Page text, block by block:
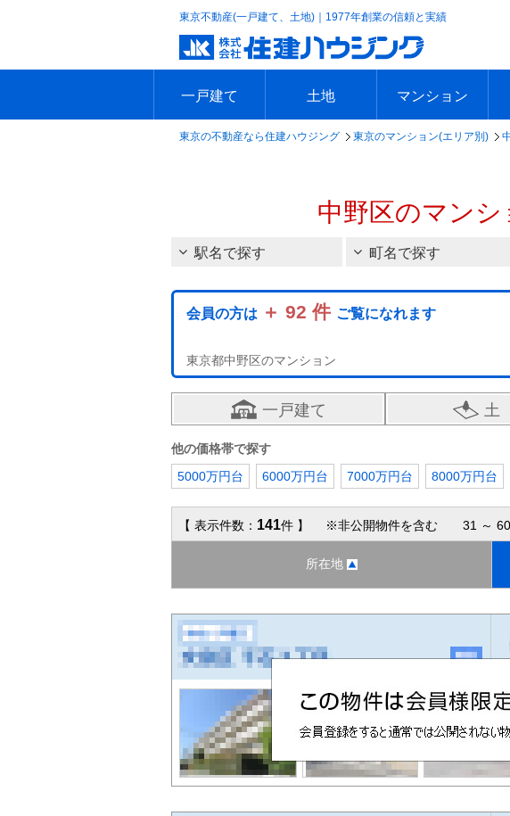
東京不動産(一戸建て、土地)｜1977年創業の信頼と実績
一戸建て
エリアで探す
沿線で探す
新築一戸建て
中古一戸建て
本日の新着物件
今週の新着物件
土地
エリアで探す
沿線で探す
本日の新着物件
今週の新着物件
マンション
エリアで探す
沿線で探す
本日の新着物件
今週の新着物件
東京の不動産なら住建ハウジング 東京のマンション(エリア別)
中野区のマンシ
駅名で探す 町名で探す
会員の方は ＋ 92 件 ご覧になれます
東京都中野区のマンション
一戸建て 土
他の価格帯で探す
5000万円台
6000万円台 7000万円台 8000万円台
【 表示件数： 141件 】 ※非公開物件を含む 31 ～ 60
所在地